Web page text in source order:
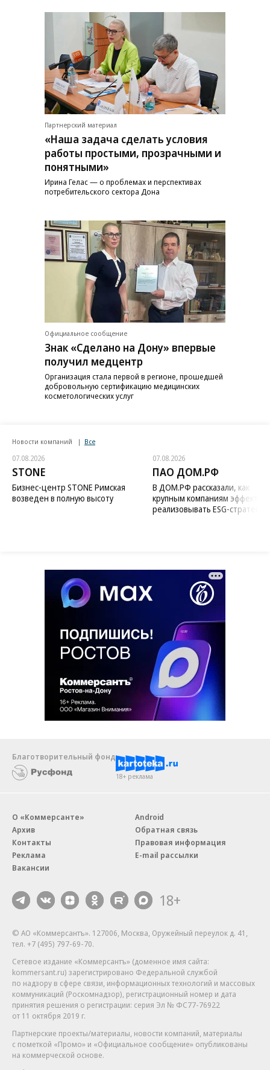
Партнерский материал
«Наша задача сделать условия
работы простыми, прозрачными и
понятными»
Ирина Гелас — о проблемах и перспективах
потребительского сектора Дона
Официальное сообщение
Знак «Сделано на Дону» впервые
получил медцентр
Организация стала первой в регионе, прошедшей
добровольную сертификацию медицинских
косметологических услуг
Новости компаний Все
07.08.2026
STONE
Бизнес-центр STONE Римская
возведен в полную высоту
07.08.2026
ПАО ДОМ.РФ
В ДОМ.РФ рассказали, как
крупным компаниям
реализовывать ESG-стратегию
Благотворительный фонд
18+ реклама
О «Коммерсанте»
Архив
Контакты
Реклама
Вакансии
Android
Обратная связь
Правовая информация
E-mail рассылки
18+
© АО «Коммерсантъ». 127006, Москва, Оружейный переулок д. 41,
тел. +7 (495) 797-69-70.
Сетевое издание «Коммерсантъ» (доменное имя сайта:
kommersant.ru) зарегистрировано Федеральной службой
по надзору в сфере связи, информационных технологий и массовых
коммуникаций (Роскомнадзор), регистрационный номер и дата
принятия решения о регистрации: серия Эл № ФС77-76922
от 11 октября 2019 г.
Партнерские проекты/материалы, новости компаний, материалы
с пометкой «Промо» и «Официальное сообщение» опубликованы
на коммерческой основе.